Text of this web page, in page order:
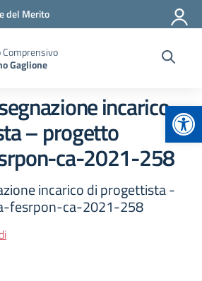
del Merito
Gaglione
incarico
– progetto
ca-2021-258
incarico di progettista -
fesrpon-ca-2021-258